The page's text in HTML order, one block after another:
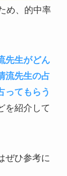
め、的中率
先生がどん
流先生の占
ってもらう
を紹介して
ぜひ参考に